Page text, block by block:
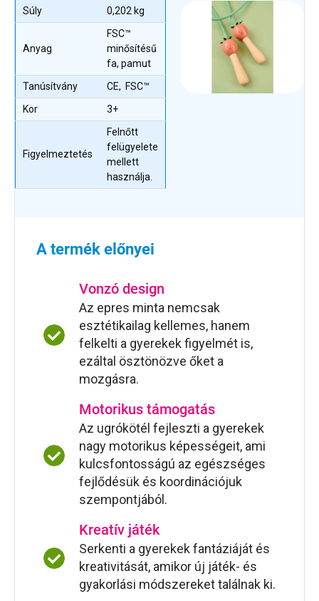
Súly
0,202 kg
Anyag
FSC™
minősítésű
fa, pamut
Tanúsítvány
CE, FSC™
Kor
3+
Figyelmeztetés
Felnőtt
felügyelete
mellett
használja.
A termék előnyei
Vonzó design
Az epres minta nemcsak
esztétikailag kellemes, hanem
felkelti a gyerekek figyelmét is,
ezáltal ösztönözve őket a
mozgásra.
Motorikus támogatás
Az ugrókötél fejleszti a gyerekek
nagy motorikus képességeit, ami
kulcsfontosságú az egészséges
fejlődésük és koordinációjuk
szempontjából.
Kreatív játék
Serkenti a gyerekek fantáziáját és
kreativitását, amikor új játék- és
gyakorlási módszereket találnak ki.